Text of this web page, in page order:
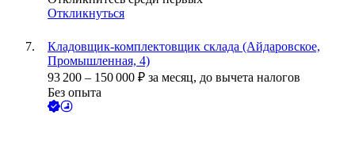
Откликнуться
Кладовщик-комплектовщик склада (Айдаровское,
Промышленная, 4)
93 200 – 150 000 ₽ за месяц, до вычета налогов
Без опыта